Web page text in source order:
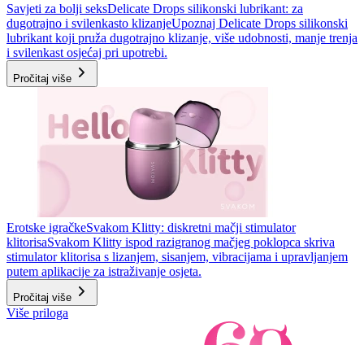
Savjeti za bolji seksDelicate Drops silikonski lubrikant: za
dugotrajno i svilenkasto klizanjeUpoznaj Delicate Drops silikonski
lubrikant koji pruža dugotrajno klizanje, više udobnosti, manje trenja
i svilenkast osjećaj pri upotrebi.
Pročitaj više
Erotske igračkeSvakom Klitty: diskretni mačji stimulator
klitorisaSvakom Klitty ispod razigranog mačjeg poklopca skriva
stimulator klitorisa s lizanjem, sisanjem, vibracijama i upravljanjem
putem aplikacije za istraživanje osjeta.
Pročitaj više
Više priloga